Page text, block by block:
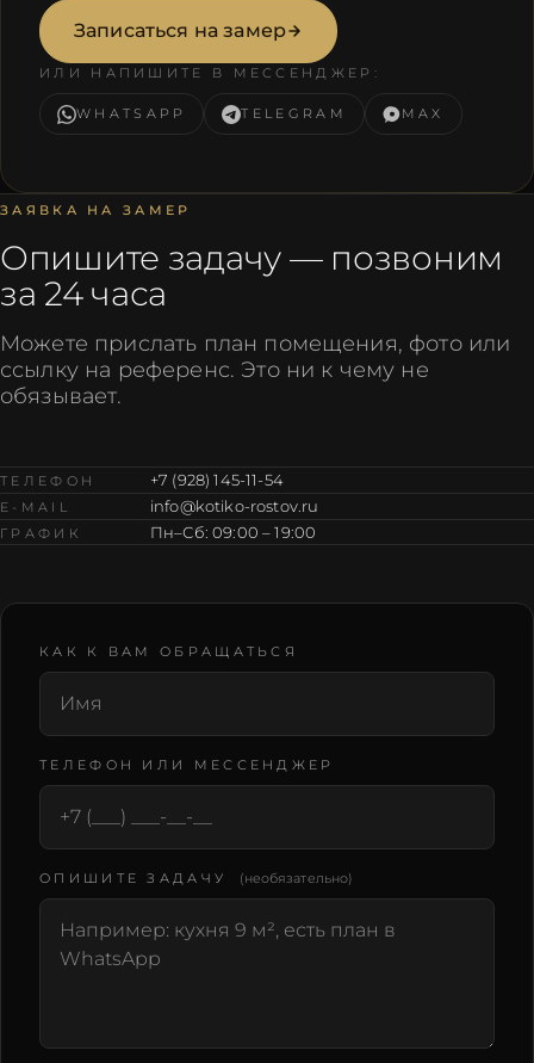
Записаться на замер
ИЛИ НАПИШИТЕ В МЕССЕНДЖЕР:
WHATSAPP TELEGRAM MAX
ЗАЯВКА НА ЗАМЕР
Опишите задачу — позвоним
за 24 часа
Можете прислать план помещения, фото или
ссылку на референс. Это ни к чему не
обязывает.
ТЕЛЕФОН +7 (928) 145-11-54
E-MAIL info@kotiko-rostov.ru
ГРАФИК Пн–Сб: 09:00 – 19:00
Не заполняйте это поле
Подтвердите e-mail
КАК К ВАМ ОБРАЩАТЬСЯ
ТЕЛЕФОН ИЛИ МЕССЕНДЖЕР
ОПИШИТЕ ЗАДАЧУ (необязательно)